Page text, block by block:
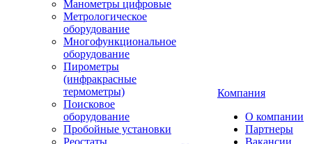
Манометры цифровые
Метрологическое
оборудование
Многофункциональное
оборудование
Пирометры
(инфракрасные
термометры)
Поисковое
оборудование
Пробойные установки
Реостаты
Компания
О компании
Партнеры
Вакансии